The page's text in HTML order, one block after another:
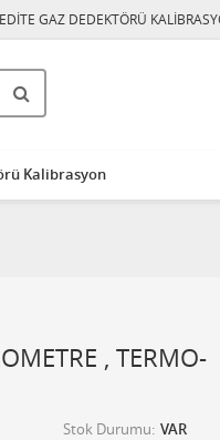
GAZ DEDEKTÖRÜ
Kalibrasyon
, TERMO-
Stok Durumu VAR